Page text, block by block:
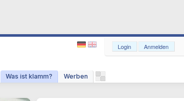
Was ist klamm? Werben
Login Anmelden